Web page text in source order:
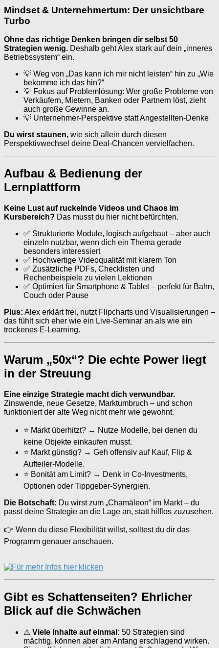
Mindset & Unternehmertum: Der unsichtbare
Turbo
Ohne das richtige Denken bringen dir selbst 50
Strategien wenig. Deshalb geht Alex stark auf dein „inneres
Betriebssystem“ ein.
💡 Weg von „Das kann ich mir nicht leisten“ hin zu „Wie
bekomme ich das hin?“
💡 Fokus auf Problemlösung: Wer große Probleme von
Verkäufern, Mietern, Banken oder Partnern löst, zieht
auch große Gewinne an.
💡 Unternehmer-Perspektive statt Angestellten-Denke
Du wirst staunen, wie sich allein durch diesen
Perspektivwechsel deine Deal-Chancen vervielfachen.
Aufbau & Bedienung der
Lernplattform
Keine Lust auf ruckelnde Videos und Chaos im
Kursbereich? Das musst du hier nicht befürchten.
✅ Strukturierte Module, logisch aufgebaut – aber auch
einzeln nutzbar, wenn dich ein Thema gerade
besonders interessiert
✅ Hochwertige Videoqualität mit klarem Ton
✅ Zusätzliche PDFs, Checklisten und
Rechenbeispiele zu vielen Lektionen
✅ Optimiert für Smartphone & Tablet – perfekt für Bahn,
Couch oder Pause
Plus: Alex erklärt frei, nutzt Flipcharts und Visualisierungen –
das fühlt sich eher wie ein Live-Seminar an als wie ein
trockenes E-Learning.
Warum „50x“? Die echte Power liegt
in der Streuung
Eine einzige Strategie macht dich verwundbar.
Zinswende, neue Gesetze, Marktumbruch – und schon
funktioniert der alte Weg nicht mehr wie gewohnt.
⭐ Markt überhitzt? → Nutze Modelle, bei denen du
keine Objekte einkaufen musst.
⭐ Markt günstig? → Geh offensiv auf Kauf, Flip &
Aufteiler-Modelle.
⭐ Bonität am Limit? → Denk in Co-Investments,
Optionen oder Tippgeber-Synergien.
Die Botschaft: Du wirst zum „Chamäleon“ im Markt – du
passt deine Strategie an die Lage an, statt hilflos zuzusehen.
👉 Wenn du diese Flexibilität willst, solltest du dir das
Programm genauer anschauen.
Gibt es Schattenseiten? Ehrlicher
Blick auf die Schwächen
⚠ Viele Inhalte auf einmal: 50 Strategien sind
mächtig, können aber am Anfang erschlagend wirken.